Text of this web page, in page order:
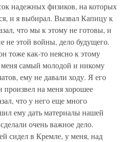
надежных физиков, на которых
и я выбирал. Вызвал Капицу к
что мы к этому не готовы, и
не этой войны, дело будущего.
тоже как-то неясно к этому
меня самый молодой и никому
ему не давали ходу. Я его
произвел на меня хорошее
что у него еще много
ему дать материалы нашей
очень важное дело.
сидел в Кремле, у меня, над